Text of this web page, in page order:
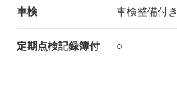
車検 車検整備付き
定期点検記録簿付 ○